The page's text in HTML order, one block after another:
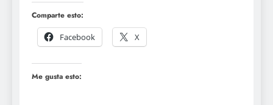
Comparte esto:
Facebook
X
Me gusta esto: